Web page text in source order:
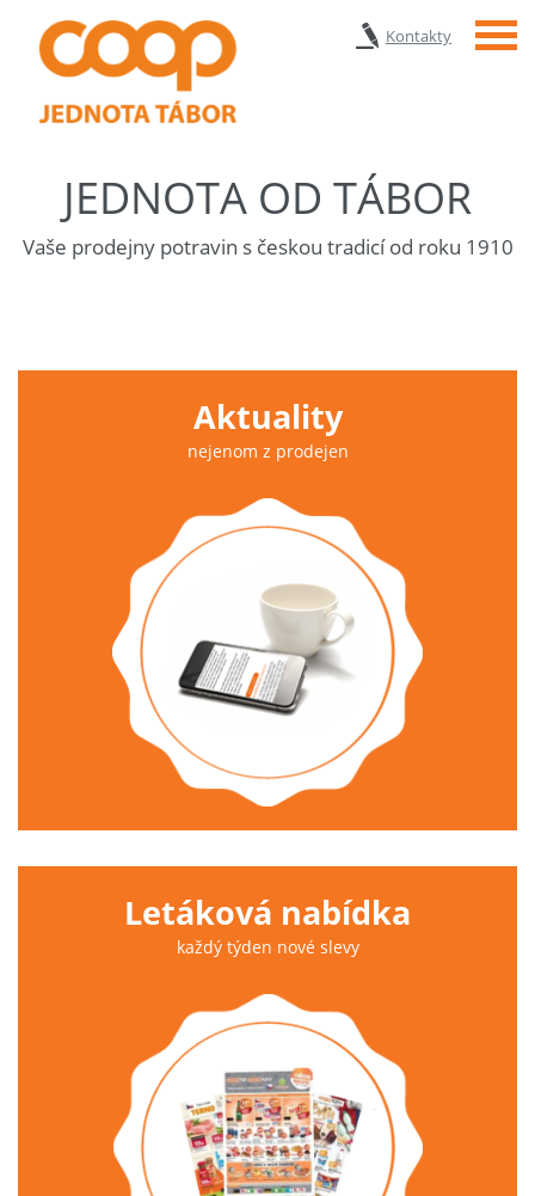
Kontakty Menu
JEDNOTA OD TÁBOR
Vaše prodejny potravin s českou tradicí od roku 1910
Aktuality
nejenom z prodejen
Letáková nabídka
každý týden nové slevy